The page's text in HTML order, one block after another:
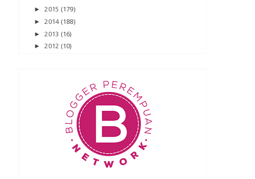
►2015 (179)
►2014 (188)
►2013 (16)
►2012 (10)